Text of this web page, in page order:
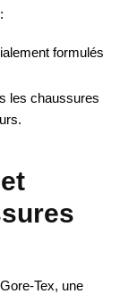
formulés
les chaussures
Tex, une